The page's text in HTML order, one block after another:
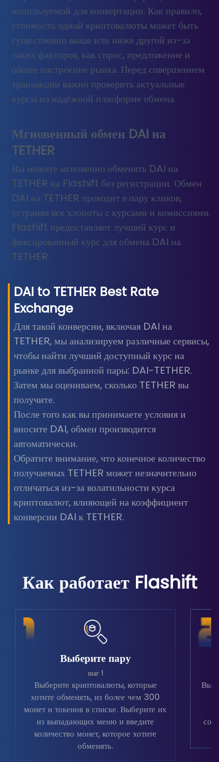
используемой для конвертации. Как правило,
стоимость одной криптовалюты может быть
существенно выше или ниже другой из-за
таких факторов, как спрос, предложение и
общее настроение рынка. Перед совершением
транзакции важно проверить актуальные
курсы на надёжной платформе обмена.
Мгновенный обмен DAI на
TETHER
Вы можете мгновенно обменять DAI на
TETHER на Flashift без регистрации. Обмен
DAI на TETHER проходит в пару кликов,
устраняя все хлопоты с курсами и комиссиями.
Flashift предоставляет лучший курс и
фиксированный курс для обмена DAI на
TETHER.
DAI to TETHER Best Rate
Exchange
Для такой конверсии, включая DAI на
TETHER, мы анализируем различные сервисы,
чтобы найти лучший доступный курс на
рынке для выбранной пары: DAI-TETHER.
Затем мы оцениваем, сколько TETHER вы
получите.
После того как вы принимаете условия и
вносите DAI, обмен производится
автоматически.
Обратите внимание, что конечное количество
получаемых TETHER может незначительно
отличаться из-за волатильности курса
криптовалют, влияющей на коэффициент
конверсии DAI к TETHER.
Как работает Flashift
Выберите пару
шаг 1
Выберите криптовалюты, которые
хотите обменять, из более чем 300
монет и токенов в списке. Выберите их
из выпадающих меню и введите
количество монет, которое хотите
обменять.